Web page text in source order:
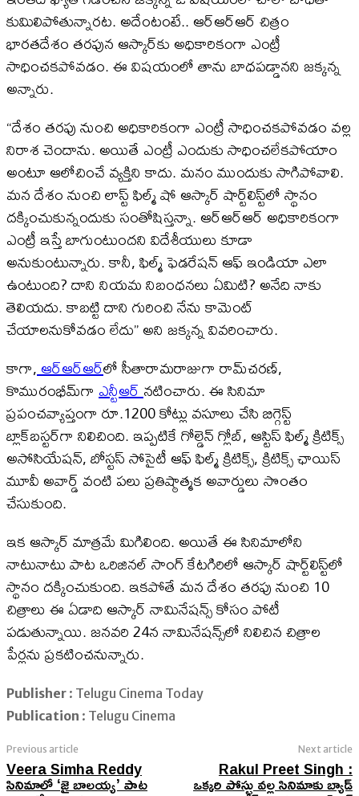
కుమిలిపోతున్నారట. అదేంటంటే.. ఆర్‌ఆర్‌ఆర్‌ చిత్రం
భారతదేశం తరఫున ఆస్కార్‌కు అధికారికంగా ఎంట్రీ
సాధించకపోవడం. ఈ విషయంలో తాను బాధపడ్డానని జక్కన్న
అన్నారు.
“దేశం తరఫు నుంచి అధికారికంగా ఎంట్రీ సాధించకపోవడం వల్ల
నిరాశ చెందాను. అయితే ఎంట్రీ ఎందుకు సాధించలేకపోయాం
అంటూ ఆలోచించే వ్యక్తిని కాదు. మనం ముందుకు సాగిపోవాలి.
మన దేశం నుంచి లాస్ట్‌ ఫిల్మ్‌ షో ఆస్కార్‌ షార్ట్‌లిస్ట్‌లో స్థానం
దక్కించుకున్నందుకు సంతోషిస్తన్నా. ఆర్‌ఆర్‌ఆర్‌ అధికారికంగా
ఎంట్రీ ఇస్తే బాగుంటుందని విదేశీయులు కూడా
అనుకుంటున్నారు. కానీ, ఫిల్మ్‌ ఫెడరేషన్‌ ఆఫ్‌ ఇండియా ఎలా
ఉంటుంది? దాని నియమ నిబంధనలు ఏమిటి? అనేది నాకు
తెలియదు. కాబట్టి దాని గురించి నేను కామెంట్‌
చేయాలనుకోవడం లేదు” అని జక్కన్న వివరించారు.
కాగా,ఆర్​ఆర్​ఆర్​లో సీతారామరాజుగా రామ్‌చరణ్,
కొమురంభీమ్‌గాఎన్టీఆర్‌నటించారు. ఈ సినిమా
ప్రపంచవ్యాప్తంగా రూ.1200 కోట్లు వసూలు చేసి బిగ్గెస్ట్‌
బ్లాక్‌బస్టర్‌గా నిలిచింది. ఇప్పటికే గోల్డెన్‌ గ్లోబ్‌, ఆస్టిస్‌ ఫిల్మ్‌ క్రిటిక్స్‌
అసోసియేషన్‌, బోస్టస్‌ సోసైటీ ఆఫ్‌ ఫిల్మ్‌ క్రిటిక్స్‌, క్రిటిక్స్‌ ఛాయిస్‌
మూవీ అవార్డ్‌ వంటి పలు ప్రతిష్ఠాత్మక అవార్డులు సొంతం
చేసుకుంది.
ఇక ఆస్కార్​ మాత్రమే మిగిలింది. అయితే ఈ సినిమాలోని
నాటునాటు పాట ఒరిజినల్‌ సాంగ్‌ కేటగిరిలో ఆస్కార్‌ షార్ట్‌లిస్ట్‌లో
స్థానం దక్కించుకుంది. ఇకపోతే మన దేశం తరఫు నుంచి 10
చిత్రాలు ఈ ఏడాది ఆస్కార్‌ నామినేషన్స్‌ కోసం పోటీ
పడుతున్నాయి. జనవరి 24న నామినేషన్స్‌లో నిలిచిన చిత్రాల
పేర్లను ప్రకటించనున్నారు.
Publisher : Telugu Cinema Today
Publication : Telugu Cinema
Previous article
Veera Simha Reddy
సినిమాలో ‘జై బాలయ్య’ పాట
Next article
Rakul Preet Singh :
ఒక్కరి పోస్టు వల్ల సినిమాకు బ్యాడ్​